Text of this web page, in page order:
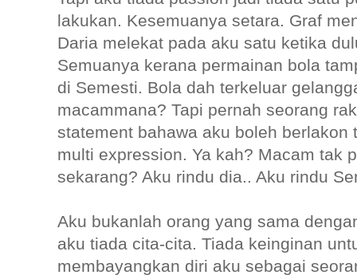
lakukan. Kesemuanya setara. Graf
Daria melekat pada aku satu ketika
Semuanya kerana permainan bola
di Semesti. Bola dah terkeluar
macammana? Tapi pernah seorang
statement bahawa aku boleh berlakon
multi expression. Ya kah? Macam tak
sekarang? Aku rindu dia.. Aku rindu
Aku bukanlah orang yang sama
aku tiada cita-cita. Tiada keinginan
membayangkan diri aku sebagai